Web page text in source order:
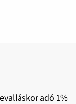
adó 1%